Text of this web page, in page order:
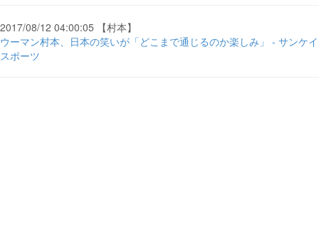
2017/08/12 04:00:05 【村本】
ウーマン村本、日本の笑いが「どこまで通じるのか楽しみ」 - サンケイ
スポーツ